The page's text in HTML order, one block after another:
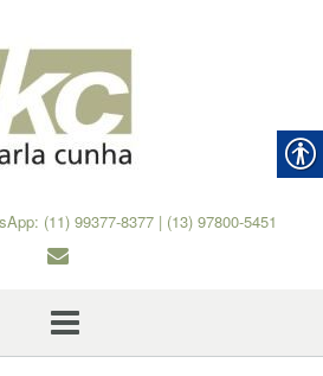
(11) 99377-8377 | (13) 97800-5451